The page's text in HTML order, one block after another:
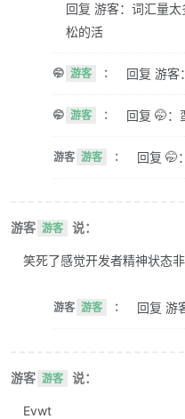
回复 游客：词汇量
松的活
🤭 游客 ： 回复 游客
🤭 游客 ： 回复 🤭：
游客 游客 ： 回复 🤭
游客 游客 说：
笑死了感觉开发者精神状态
游客 游客 ： 回复 游
游客 游客 说：
Evwt